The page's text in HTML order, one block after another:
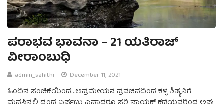
ಪರಾಭವ ಭಾವನಾ – 21 ಯತಿರಾಜ್
ವೀರಾಂಬುಧಿ
admin_sahithi December 11, 2021
ಹಿಂದಿನ ಸಂಚಿಕೆಯಿಂದ…ಅಪ್ರಮೇಯನ ಪ್ರವಚನದಿಂದ ಕಳ್ಳ ಶಿಷ್ಯನಿಗೆ